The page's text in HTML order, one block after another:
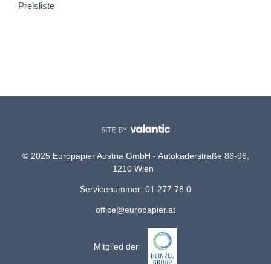
Preisliste
© 2025 Europapier Austria GmbH - Autokaderstraße 86-96,
1210 Wien
Servicenummer: 01 277 78 0
office@europapier.at
Mitglied der